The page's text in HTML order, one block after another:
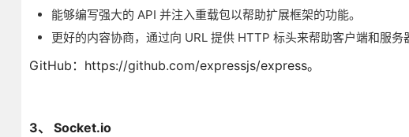
能够编写强大的 API 并注入重载包以帮助扩展框架的功能。
更好的内容协商，通过向 URL 提供 HTTP 标头来帮助客户端和服
GitHub：https://github.com/expressjs/express。
3、 Socket.io